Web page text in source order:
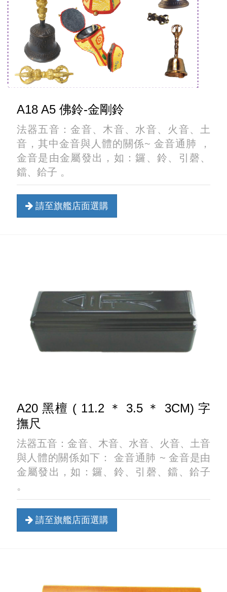
A18 A5 佛鈴-金剛鈴
法器五音：金音、木音、水音、火音、土
音，其中金音與人體的關係~ 金音通肺 ，
金音是由金屬發出，如：鑼、鈴、引磬、
鐺、鉿子 。
請至旗艦店面選購
A20 黑檀 ( 11.2 ＊ 3.5 ＊ 3CM) 字
撫尺
法器五音：金音、木音、水音、火音、土音
與人體的關係如下： 金音通肺 ~ 金音是由
金屬發出，如：鑼、鈴、引磬、鐺、鉿子
。
請至旗艦店面選購